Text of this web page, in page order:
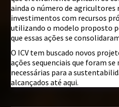
ainda o número de agricultores
investimentos com recursos
utilizando o modelo proposto
que essas ações se
O ICV tem buscado novos
ações sequenciais que foram
necessárias para a
alcançados até aqui.